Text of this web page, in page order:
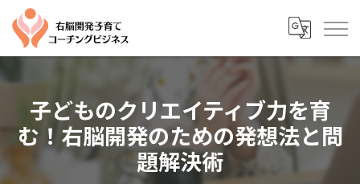
子どものクリエイティブ力を育
む！右脳開発のための発想法と問
題解決術